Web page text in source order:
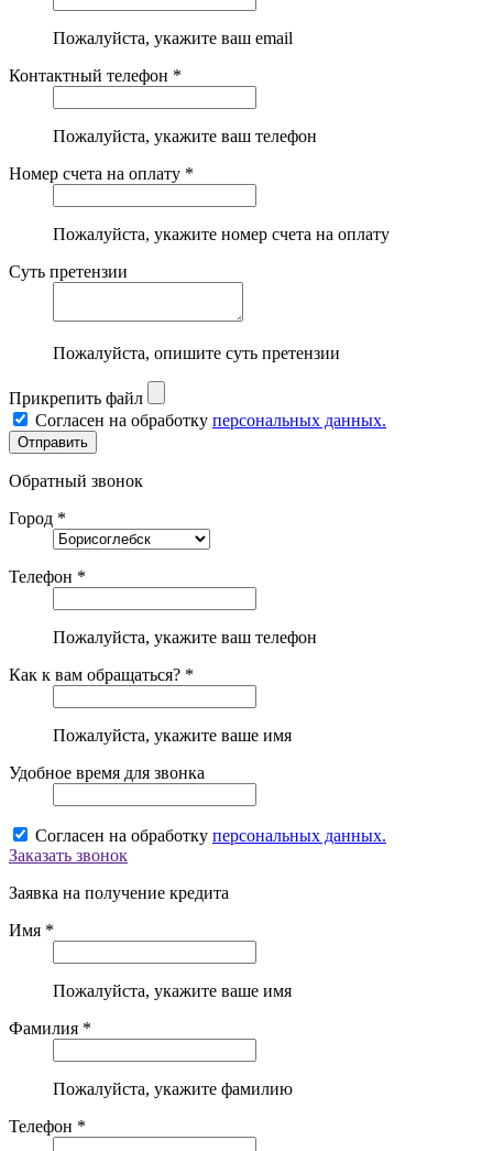
Пожалуйста, укажите ваш email
Контактный телефон *
Пожалуйста, укажите ваш телефон
Номер счета на оплату *
Пожалуйста, укажите номер счета на оплату
Суть претензии
Пожалуйста, опишите суть претензии
Прикрепить файл
Согласен на обработку персональных данных.
Обратный звонок
Город *
Телефон *
Пожалуйста, укажите ваш телефон
Как к вам обращаться? *
Пожалуйста, укажите ваше имя
Удобное время для звонка
Согласен на обработку персональных данных.
Заказать звонок
Заявка на получение кредита
Имя *
Пожалуйста, укажите ваше имя
Фамилия *
Пожалуйста, укажите фамилию
Телефон *